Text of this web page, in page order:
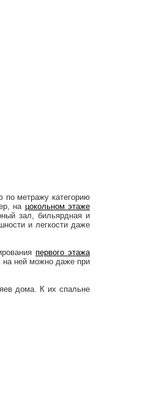
по метражу категорию
на цокольном этаже
зал, бильярдная и
и легкости даже
первого этажа
на ней можно даже при
дома. К их спальне